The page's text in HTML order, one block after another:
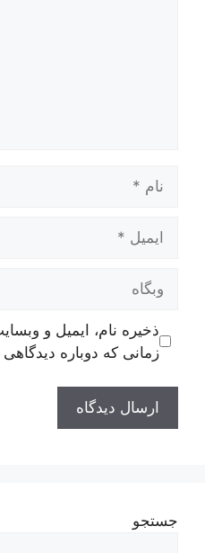
وبگاه
ذخیره نام، ایمیل و
زمانی که دوباره
جستجو